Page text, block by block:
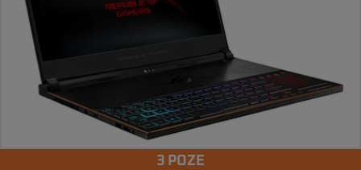
3 POZE